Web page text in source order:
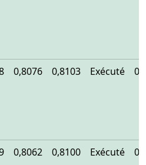
0,8076 0,8103 Exécuté
0,8062 0,8100 Exécuté